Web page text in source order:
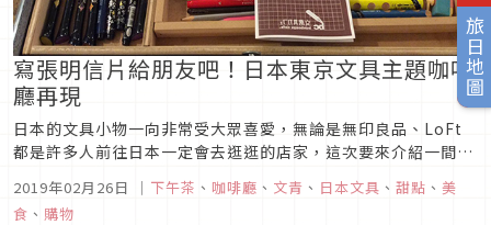
旅日地圖
寫張明信片給朋友吧！日本東京文具主題咖啡
廳再現
日本的文具小物一向非常受大眾喜愛，無論是無印良品、LoFt
都是許多人前往日本一定會去逛逛的店家，這次要來介紹一間非
常特別的「文具咖啡廳」，讓各位喜歡文具與咖啡的文青們，可
以一邊寫字畫畫一邊喝咖啡！
2019年02月26日 ｜ 下午茶 、 咖啡廳 、 文青 、 日本文具 、 甜點 、 美
食 、 購物